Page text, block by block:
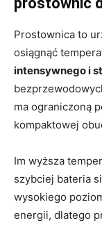
Prostownica to
osiągnąć
intensywnego i
ma ograniczoną
kompaktowej
Im wyższa
szybciej bateria
wysokiego
energii, dlatego